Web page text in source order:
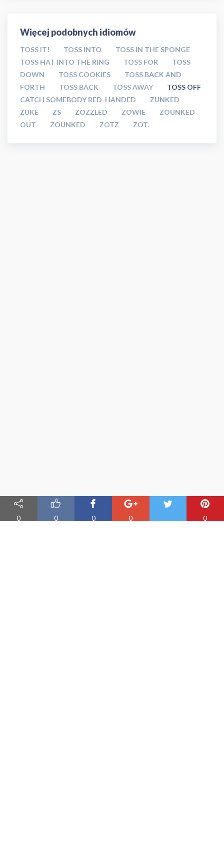
Więcej podobnych idiomów
TOSS IT! TOSS INTO
TOSS IN THE SPONGE
TOSS HAT INTO THE RING
TOSS FOR
TOSS
DOWN
TOSS COOKIES
TOSS BACK AND
FORTH
TOSS BACK TOSS AWAY
TOSS OFF
CATCH SOMEBODY RED-HANDED
ZUNKED
ZUKE
ZS ZOZZLED ZOWIE
ZOUNKED
OUT
ZOUNKED ZOTZ ZOT.
0 0 0 0 0